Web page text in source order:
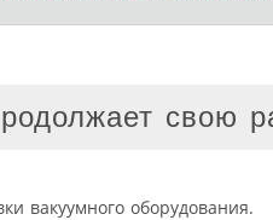
свою
вакуумного оборудования.